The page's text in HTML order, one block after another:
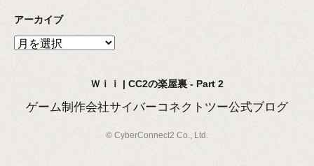
アーカイブ
ア
Ｗｉｉ | CC2の楽屋裏 - Part 2
ゲーム制作会社サイバーコネクトツー公式ブログ
© CyberConnect2 Co., Ltd.